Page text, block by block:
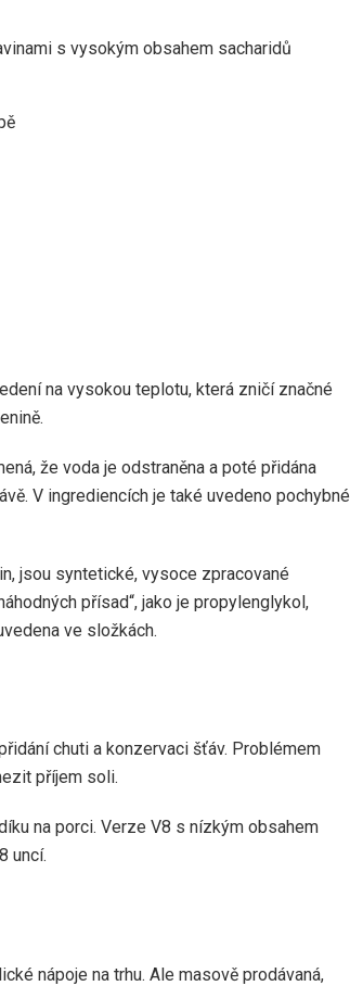
s vysokým obsahem sacharidů
na vysokou teplotu, která zničí značné
že voda je odstraněna a poté přidána
V ingrediencích je také uvedeno pochybné
jsou syntetické, vysoce zpracované
přísad“, jako je propylenglykol,
ve složkách.
chuti a konzervaci šťáv. Problémem
příjem soli.
na porci. Verze V8 s nízkým obsahem
uncí.
nápoje na trhu. Ale masově prodávaná,